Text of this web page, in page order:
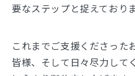
要なステップと捉えておりま
これまでご支援くださった
皆様、そして日々尽力して